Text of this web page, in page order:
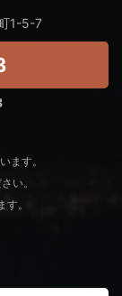
1-5-7
ます。
い。
。